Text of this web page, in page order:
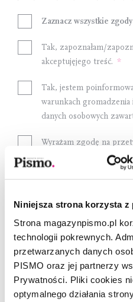
Niniejsza strona korzysta z
Strona magazynpismo.pl
technologii pokrewnych.
przetwarzanych danych
PISMO oraz jej partnerzy
Prywatności. Pliki cookies
optymalnego działania
Zaznacz wszystkie zgody
Tak, zapoznałam/
akceptujęjego treść.
Tak, jestem
warunkach
danych osobowych
Wyrażam zgodę na
osobowych przez
Dostawa
Wybierz sposób